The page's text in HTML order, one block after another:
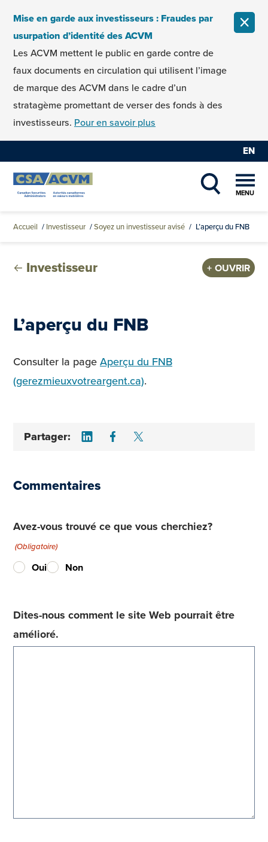
Mise en garde aux investisseurs : Fraudes par
usurpation d’identité des ACVM
Les ACVM mettent le public en garde contre de
faux documents en circulation qui utilisent l’image
de marque des ACVM dans le cadre d’un
stratagème promettant de verser des fonds à des
investisseurs. Pour en savoir plus
EN
MENU
Accueil / Investisseur /Soyez un investisseur avisé / L’aperçu du FNB
Investisseur OUVRIR
L’aperçu du FNB
Consulter la pageAperçu du FNB
(gerezmieuxvotreargent.ca).
Partager: Share on LinkedIn
Share on Facebook
Commentaires
Avez-vous trouvé ce que vous cherchiez?
(Obligatoire)
Oui Non
Dites-nous comment le site Web pourrait être
amélioré.